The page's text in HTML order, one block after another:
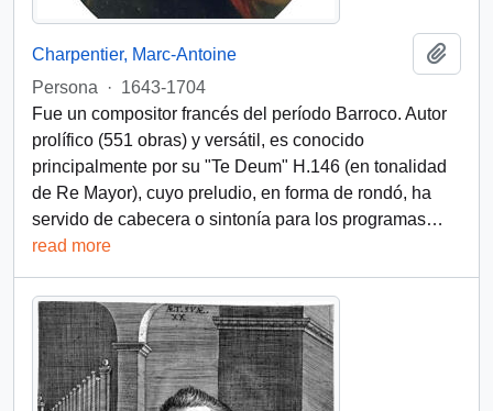
Charpentier, Marc-Antoine
Persona
· 1643-1704
Fue un compositor francés del período Barroco. Autor
prolífico (551 obras) y versátil, es conocido
principalmente por su "Te Deum" H.146 (en tonalidad
de Re Mayor), cuyo preludio, en forma de rondó, ha
servido de cabecera o sintonía para los programas…
read more